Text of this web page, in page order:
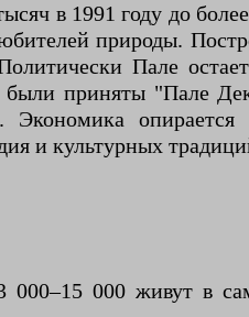
в 1991 году до
природы.
Пале
были приняты "Пале
Экономика
и культурных
000 живут в